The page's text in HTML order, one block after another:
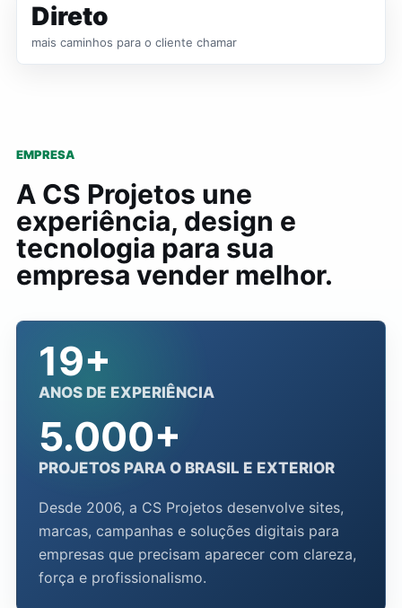
Direto
mais caminhos para o cliente chamar
EMPRESA
A CS Projetos une
experiência, design e
tecnologia para sua
empresa vender melhor.
19+
ANOS DE EXPERIÊNCIA
5.000+
PROJETOS PARA O BRASIL E EXTERIOR
Desde 2006, a CS Projetos desenvolve sites,
marcas, campanhas e soluções digitais para
empresas que precisam aparecer com clareza,
força e profissionalismo.